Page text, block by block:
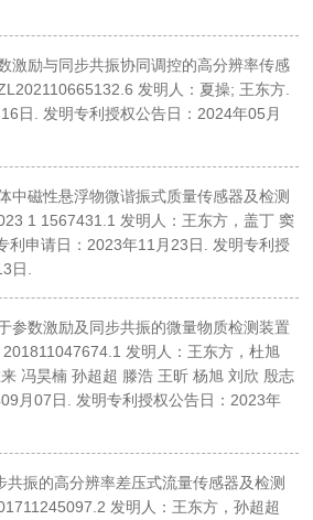
激励与同步共振协同调控的高分辨率传感
发明人：夏操; 王东方.
日. 发明专利授权公告日：2024年05月
中磁性悬浮物微谐振式质量传感器及检测
1 1567431.1 发明人：王东方，盖丁 窦
利申请日：2023年11月23日. 发明专利授
日.
参数激励及同步共振的微量物质检测装置
发明人：王东方，杜旭
冯昊楠 孙超超 滕浩 王昕 杨旭 刘欣 殷志
月07日. 发明专利授权公告日：2023年
振的高分辨率差压式流量传感器及检测
发明人：王东方，孙超超